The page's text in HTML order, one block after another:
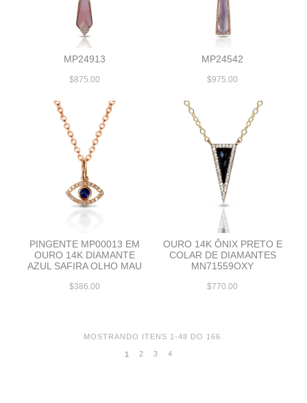
MP24913
$875.00
MP24542
$975.00
PINGENTE MP00013 EM
OURO 14K DIAMANTE
AZUL SAFIRA OLHO MAU
$386.00
OURO 14K ÔNIX PRETO E
COLAR DE DIAMANTES
MN71559OXY
$770.00
MOSTRANDO ITENS 1-48 DO 166.
1 2 3 4